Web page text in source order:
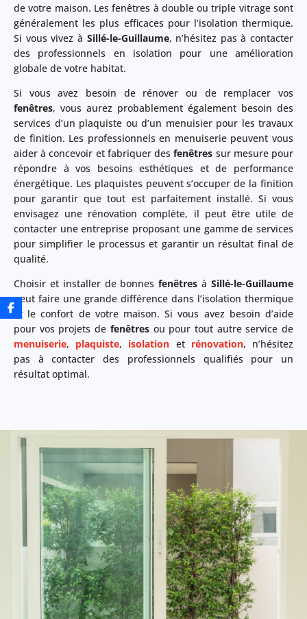
de votre maison. Les fenêtres à double ou triple vitrage sont
généralement les plus efficaces pour l’isolation thermique.
Si vous vivez à Sillé-le-Guillaume, n’hésitez pas à contacter
des professionnels en isolation pour une amélioration
globale de votre habitat.
Si vous avez besoin de rénover ou de remplacer vos
fenêtres, vous aurez probablement également besoin des
services d’un plaquiste ou d’un menuisier pour les travaux
de finition. Les professionnels en menuiserie peuvent vous
aider à concevoir et fabriquer desfenêtres sur mesure pour
répondre à vos besoins esthétiques et de performance
énergétique. Les plaquistes peuvent s’occuper de la finition
pour garantir que tout est parfaitement installé. Si vous
envisagez une rénovation complète, il peut être utile de
contacter une entreprise proposant une gamme de services
pour simplifier le processus et garantir un résultat final de
qualité.
Choisir et installer de bonnesfenêtres àSillé-le-Guillaume
peut faire une grande différence dans l’isolation thermique
et le confort de votre maison. Si vous avez besoin d’aide
pour vos projets de fenêtresou pour tout autre service de
menuiserie, plaquiste, isolation et rénovation, n’hésitez
pas à contacter des professionnels qualifiés pour un
résultat optimal.